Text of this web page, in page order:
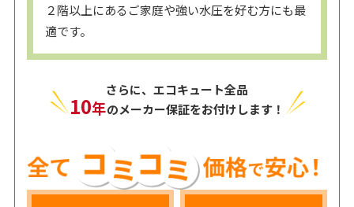
２階以上にあるご家庭や強い水圧を好む方にも最
適です。
さらに、エコキュート全品
10年のメーカー保証をお付けします！